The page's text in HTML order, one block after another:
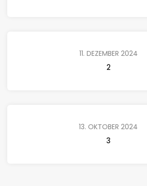
11. DEZEMBER 2024
2
13. OKTOBER 2024
3